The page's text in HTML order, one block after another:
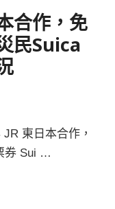
合作，免
民Suica
東日本合作，
券 Sui …